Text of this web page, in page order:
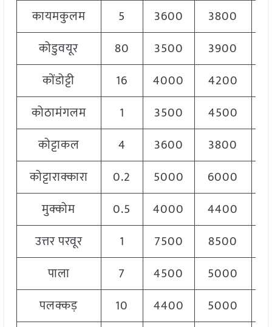
कायमकुलम
5 3600 3800
कोडुवयूर
80 3500 3900
कोंडोट्टी
16 4000 4200
कोठामंगलम
1 3500 4500
कोट्टाकल
4 3600 3800
कोट्टाराक्कारा
0.2 5000 6000
मुक्कोम
0.5 4000 4400
उत्तर परवूर
1 7500 8500
पाला
7 4500 5000
पलक्कड़
10 4400 5000